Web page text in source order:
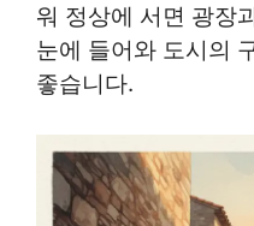
워 정상에 서면 광장
눈에 들어와 도시의
좋습니다.